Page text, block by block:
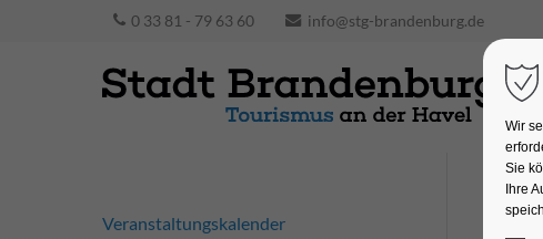
0 33 81 - 79 63 60 info@stg-brandenburg.de
Veranstaltungskalender
Wir
Sie
Ihre